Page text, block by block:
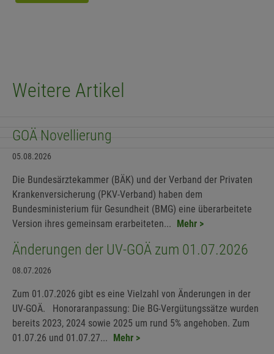
Weitere Artikel
GOÄ Novellierung
05.08.2026
Die Bundesärztekammer (BÄK) und der Verband der Privaten
Krankenversicherung (PKV-Verband) haben dem
Bundesministerium für Gesundheit (BMG) eine überarbeitete
Version ihres gemeinsam erarbeiteten... Mehr >
Änderungen der UV-GOÄ zum 01.07.2026
08.07.2026
Zum 01.07.2026 gibt es eine Vielzahl von Änderungen in der
UV-GOÄ. Honoraranpassung: Die BG-Vergütungssätze wurden
bereits 2023, 2024 sowie 2025 um rund 5% angehoben. Zum
01.07.26 und 01.07.27... Mehr >